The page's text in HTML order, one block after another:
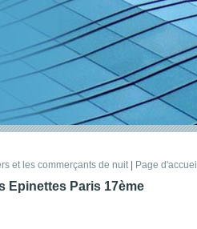
et les commerçants de nuit| Page d'accueil
Epinettes Paris 17ème